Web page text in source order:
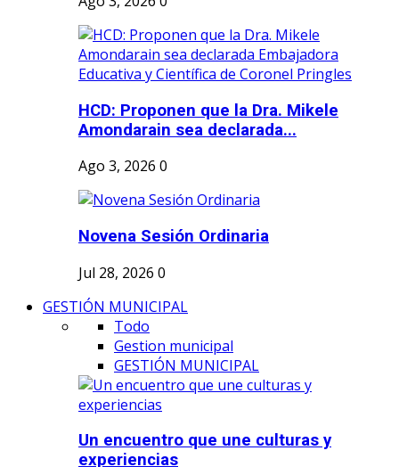
HCD: Proponen que la Dra. Mikele
Amondarain sea declarada...
Ago 3, 2026 0
Novena Sesión Ordinaria
Jul 28, 2026 0
GESTIÓN MUNICIPAL
Todo
Gestion municipal
GESTIÓN MUNICIPAL
Un encuentro que une culturas y
experiencias